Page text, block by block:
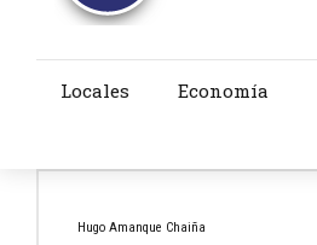
Locales Economía
Hugo Amanque Chaiña